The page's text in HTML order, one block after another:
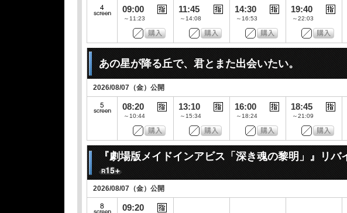
09:00
～11:23
11:45
～14:08
14:30
～16:53
19:40
～22:03
あの星が降る丘で、君とまた出会いたい。
2026/08/07（金）公開
08:20
～10:44
13:10
～15:34
16:00
～18:24
18:45
～21:09
『劇場版メイドインアビス「深き魂の黎明」』リバ
2026/08/07（金）公開
09:20